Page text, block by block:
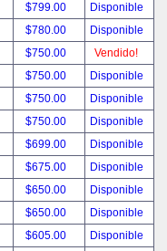
$799.00
Disponible
$780.00
Disponible
$750.00
Vendido!
$750.00
Disponible
$750.00
Disponible
$750.00
Disponible
$699.00
Disponible
$675.00
Disponible
$650.00
Disponible
$650.00
Disponible
$605.00
Disponible